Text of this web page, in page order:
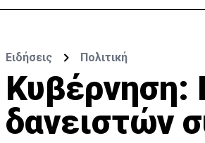
Ειδήσεις Πολιτική
Κυβέρνηση:
δανειστών